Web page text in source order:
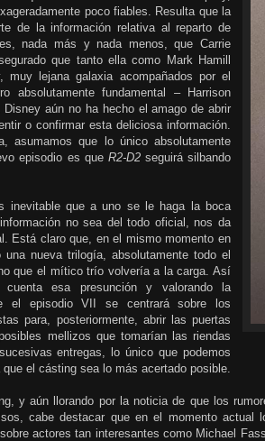
poco fiables. Resulta que la
de la información relativa al reparto de
nada más y nada menos, que Carrie
que tanto ella como Mark Hamill
muy lejana galaxia acompañados por el
absolutamente fundamental – Harrison
Disney aún no ha hecho el amago de abrir
o confirmar esta deliciosa información.
asumamos que lo único absolutamente
episodio es que R2-D2seguirá silbando
inevitable que a uno se le haga la boca
no sea del todo oficial, nos da
Está claro que, en el mismo momento en
nueva trilogía, absolutamente todo el
que el mítico trío volvería a la carga. Así
cuenta esa presunción y valorando la
el episodio VII se centrará sobre los
para, posteriormente, abrir las puertas
mellizos que tomarían las riendas
entregas, lo único que podemos
el cásting sea lo más acertado posible.
y aún llorando por la noticia de que los
cabe destacar que en el momento actual
actores tan interesantes como Michael